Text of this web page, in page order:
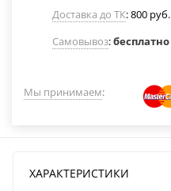
Доставка до ТК: 800 руб.
Самовывоз:бесплатно
Мы принимаем:
ХАРАКТЕРИСТИКИ